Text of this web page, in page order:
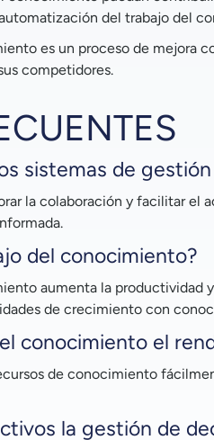
del trabajo del
es un proceso de mejora
competidores.
sistemas de
la colaboración y facilitar el
del conocimiento?
aumenta la productividad
de crecimiento con
conocimiento el
de conocimiento
la gestión de